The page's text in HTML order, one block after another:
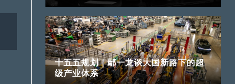
十五五规划｜鄢一龙谈大国新路下的超
级产业体系